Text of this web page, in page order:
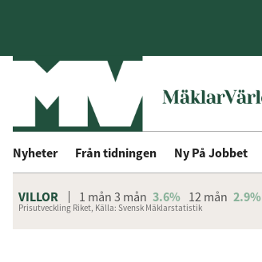
Nyheter Från tidningen Ny På Jobbet
VILLOR 1 mån 3 mån 3.6% 12 mån 2.9%
Prisutveckling Riket, Källa: Svensk Mäklarstatistik